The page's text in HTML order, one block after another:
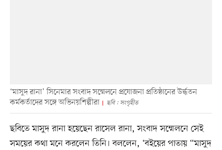
‘মাসুদ রানা’ সিনেমার সংবাদ সম্মেলনে প্রযোজনা প্রতিষ্ঠানের উর্দ্ধতন
কর্মকর্তাদের সঙ্গে অভিনয়শিল্পীরা
ছবি : সংগৃহীত
ছবিতে মাসুদ রানা হয়েছেন রাসেল রানা, সংবাদ সম্মেলনে সেই
সময়ের কথা মনে করলেন তিনি। বললেন, ‘বইয়ের পাতায় “মাসুদ